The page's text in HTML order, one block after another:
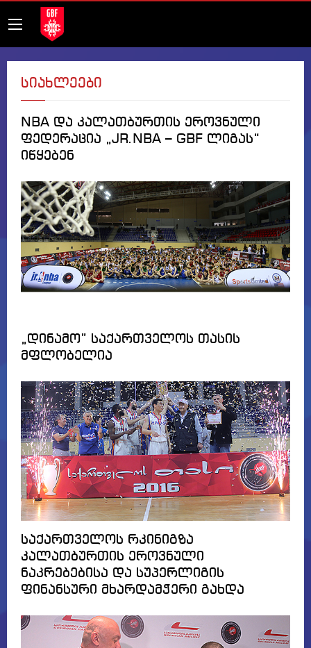
სიახლეები
NBA და კალათბურთის ეროვნული
ფედერაცია „JR.NBA – GBF ლიგას“
იწყებენ
„დინამო” საქართველოს თასის
მფლობელია
საქართველოს რკინიგზა
კალათბურთის ეროვნული
ნაკრებებისა და სუპერლიგის
ფინანსური მხარდამჭერი გახდა